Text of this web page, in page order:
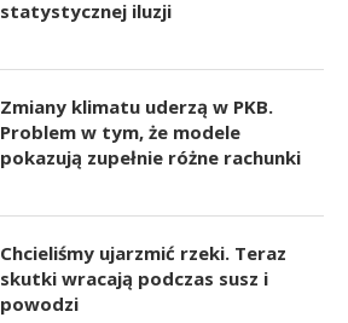
statystycznej iluzji
Zmiany klimatu uderzą w PKB.
Problem w tym, że modele
pokazują zupełnie różne rachunki
Chcieliśmy ujarzmić rzeki. Teraz
skutki wracają podczas susz i
powodzi